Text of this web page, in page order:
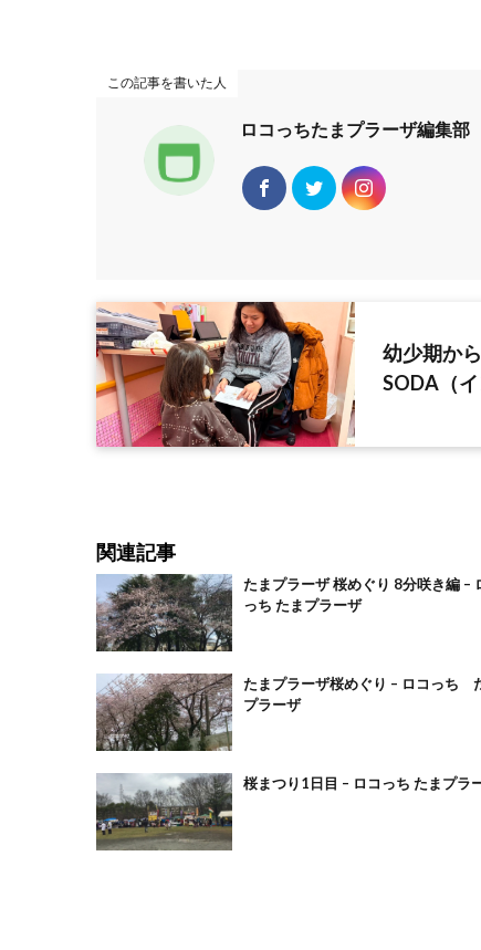
この記事を書いた人
ロコっちたまプラーザ編集部
幼少期か
SODA（
関連記事
たまプラーザ 桜めぐり 8分咲き編 –
っち たまプラーザ
たまプラーザ桜めぐり – ロコっち
プラーザ
桜まつり1日目 – ロコっち たまプラ